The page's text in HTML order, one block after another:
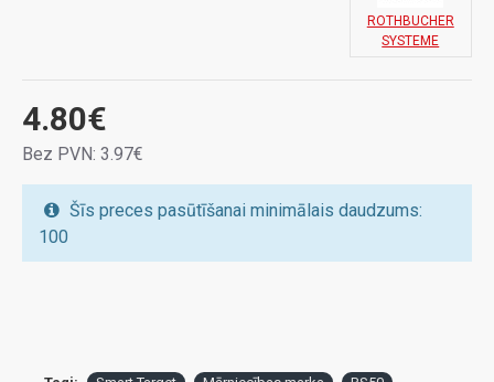
4.80€
Bez PVN: 3.97€
ROTHBUCHER
SYSTEME
Šīs preces pasūtīšanai minimālais daudzums:
100